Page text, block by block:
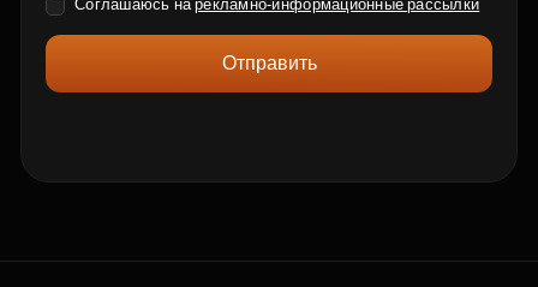
Соглашаюсь нарекламно-информационные рассылки
Отправить